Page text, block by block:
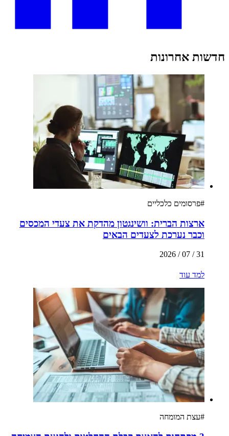
חדשות אחרונות
#פרסומים כלכליים
ארצות הברית: וושינגטון מהדקת את צעדי המכסים
וכבר נערכת לצעדים הבאים
31 / 07 / 2026
למד עוד
#עצת המומחה